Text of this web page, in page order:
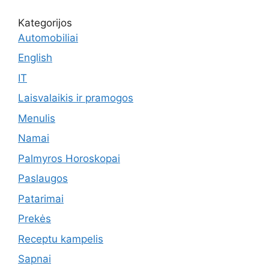
Kategorijos
Automobiliai
English
IT
Laisvalaikis ir pramogos
Menulis
Namai
Palmyros Horoskopai
Paslaugos
Patarimai
Prekės
Receptu kampelis
Sapnai